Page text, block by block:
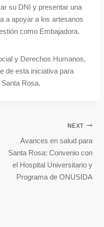
su DNI y presentar una
a apoyar a los artesanos
como Embajadora.
y Derechos Humanos,
de esta iniciativa para
Rosa.
NEXT
Avances en salud para
Santa Rosa: Convenio con
el Hospital Universitario y
Programa de ONUSIDA